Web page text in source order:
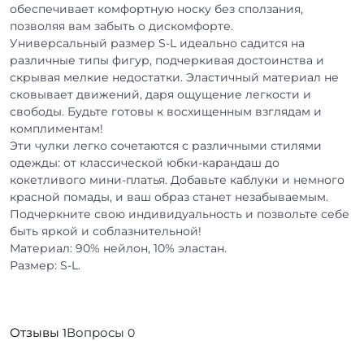
обеспечивает комфортную носку без сползания,
позволяя вам забыть о дискомфорте.
Универсальный размер S-L идеально садится на
различные типы фигур, подчеркивая достоинства и
скрывая мелкие недостатки. Эластичный материал не
сковывает движений, даря ощущение легкости и
свободы. Будьте готовы к восхищенным взглядам и
комплиментам!
Эти чулки легко сочетаются с различными стилями
одежды: от классической юбки-карандаш до
кокетливого мини-платья. Добавьте каблуки и немного
красной помады, и ваш образ станет незабываемым.
Подчеркните свою индивидуальность и позвольте себе
быть яркой и соблазнительной!
Материал: 90% нейлон, 10% эластан.
Размер: S-L.
Отзывы 1Вопросы 0